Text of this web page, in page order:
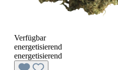
Verfügbar
energetisierend
energetisierend